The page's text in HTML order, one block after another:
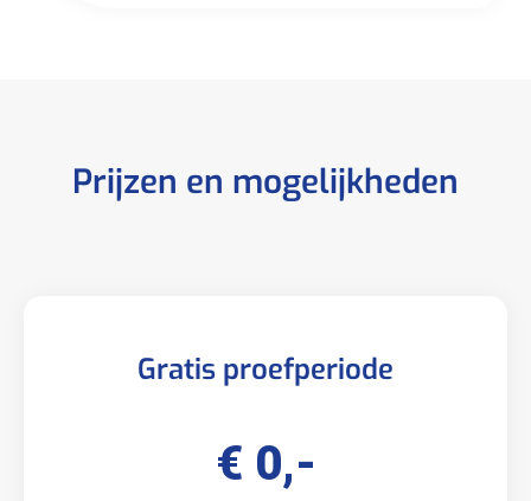
Prijzen en mogelijkheden
Gratis proefperiode
€ 0,-